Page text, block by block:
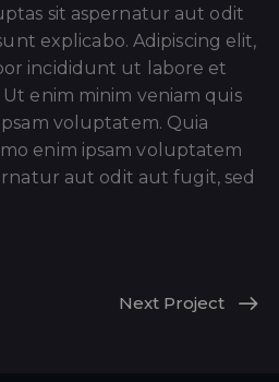
sit aspernatur aut odit
explicabo. Adipiscing elit,
incididunt ut labore et
enim minim veniam quis
voluptatem. Quia
enim ipsam voluptatem
aut odit aut fugit, sed
Next Project